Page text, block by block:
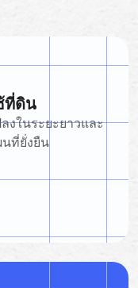
ที่ดิน
งในระยะยาวและ
ที่ยั่งยืน